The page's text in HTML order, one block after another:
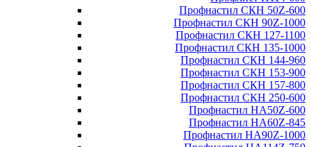
Профнастил СКН 50Z-600
Профнастил СКН 90Z-1000
Профнастил СКН 127-1100
Профнастил СКН 135-1000
Профнастил СКН 144-960
Профнастил СКН 153-900
Профнастил СКН 157-800
Профнастил СКН 250-600
Профнастил НА50Z-600
Профнастил НА60Z-845
Профнастил НА90Z-1000